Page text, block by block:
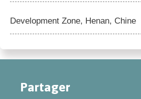
Development Zone, Henan, Chine
Partager